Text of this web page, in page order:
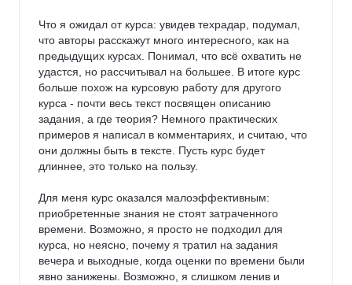
Что я ожидал от курса: увидев техрадар, подумал,
что авторы расскажут много интересного, как на
предыдущих курсах. Понимал, что всё охватить не
удастся, но рассчитывал на большее. В итоге курс
больше похож на курсовую работу для другого
курса - почти весь текст посвящен описанию
задания, а где теория? Немного практических
примеров я написал в комментариях, и считаю, что
они должны быть в тексте. Пусть курс будет
длиннее, это только на пользу.
Для меня курс оказался малоэффективным:
приобретенные знания не стоят затраченного
времени. Возможно, я просто не подходил для
курса, но неясно, почему я тратил на задания
вечера и выходные, когда оценки по времени были
явно занижены. Возможно, я слишком ленив и